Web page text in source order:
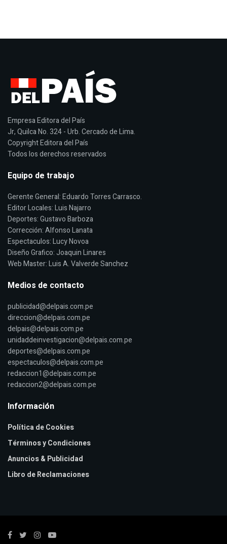
Empresa Editora del País
Jr, Quilca No. 324 - Urb. Cercado de Lima.
Copyright Editora del País
Todos los derechos reservados
Equipo de trabajo
Gerente General: Eduardo Torres Carrasco.
Editor Locales: Luis Najarro
Deportes: Gustavo Barboza
Corrección: Alfonso Lanata
Espectaculos: Lucy Novoa
Diseño Grafico: Joaquin Linares
Web Master: Luis A. Valverde Sanchez
Medios de contacto
publicidad@delpais.com.pe
direccion@delpais.com.pe
delpais@delpais.com.pe
unidaddeinvestigacion@delpais.com.pe
deportes@delpais.com.pe
espectaculos@delpais.com.pe
redaccion1@delpais.com.pe
redaccion2@delpais.com.pe
Información
Política de Cookies
Términos y Condiciones
Anuncios & Publicidad
Libro de Reclamaciones